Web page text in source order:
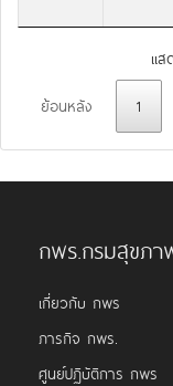
แส
ย้อนหลัง 1
กพร.กรมสุขภ
เกี่ยวกับ กพร
ภารกิจ กพร.
ศูนย์ปฏิบัติการ กพร